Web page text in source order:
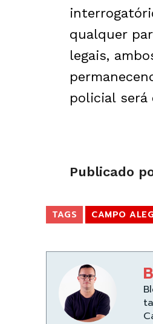
qualquer
legais,
policial
Publicado
TAGS CAMPO